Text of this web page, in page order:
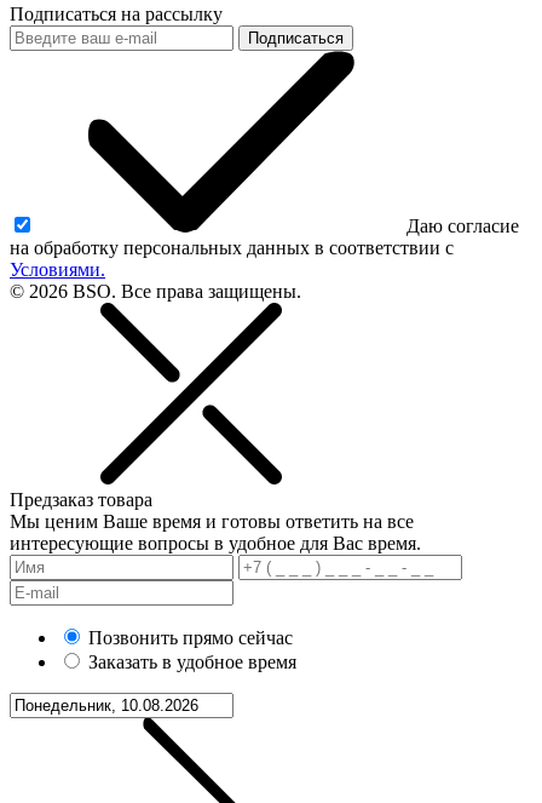
Подписаться на рассылку
Подписаться
Даю согласие
на обработку персональных данных в соответствии с
Условиями.
© 2026 BSO. Все права защищены.
Предзаказ товара
Мы ценим Ваше время и готовы ответить на все
интересующие вопросы в удобное для Вас время.
Позвонить прямо сейчас
Заказать в удобное время